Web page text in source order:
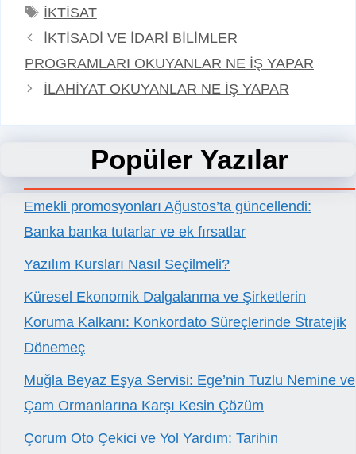
Etiketler
İKTİSAT
İKTİSADİ VE İDARİ BİLİMLER
PROGRAMLARI OKUYANLAR NE İŞ YAPAR
İLAHİYAT OKUYANLAR NE İŞ YAPAR
Popüler Yazılar
Emekli promosyonları Ağustos’ta güncellendi:
Banka banka tutarlar ve ek fırsatlar
Yazılım Kursları Nasıl Seçilmeli?
Küresel Ekonomik Dalgalanma ve Şirketlerin
Koruma Kalkanı: Konkordato Süreçlerinde Stratejik
Dönemeç
Muğla Beyaz Eşya Servisi: Ege’nin Tuzlu Nemine ve
Çam Ormanlarına Karşı Kesin Çözüm
Çorum Oto Çekici ve Yol Yardım: Tarihin